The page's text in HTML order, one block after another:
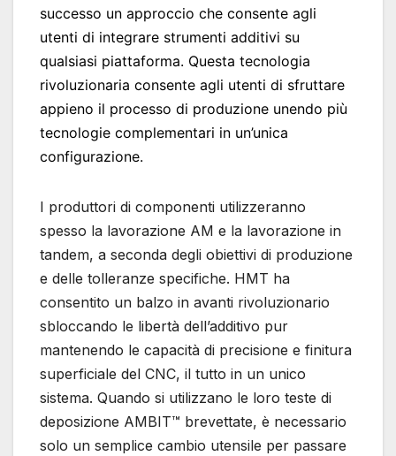
successo un approccio che consente agli
utenti di integrare strumenti additivi su
qualsiasi piattaforma. Questa tecnologia
rivoluzionaria consente agli utenti di sfruttare
appieno il processo di produzione unendo più
tecnologie complementari in un’unica
configurazione.
I produttori di componenti utilizzeranno
spesso la lavorazione AM e la lavorazione in
tandem, a seconda degli obiettivi di produzione
e delle tolleranze specifiche. HMT ha
consentito un balzo in avanti rivoluzionario
sbloccando le libertà dell’additivo pur
mantenendo le capacità di precisione e finitura
superficiale del CNC, il tutto in un unico
sistema. Quando si utilizzano le loro teste di
deposizione AMBIT™ brevettate, è necessario
solo un semplice cambio utensile per passare